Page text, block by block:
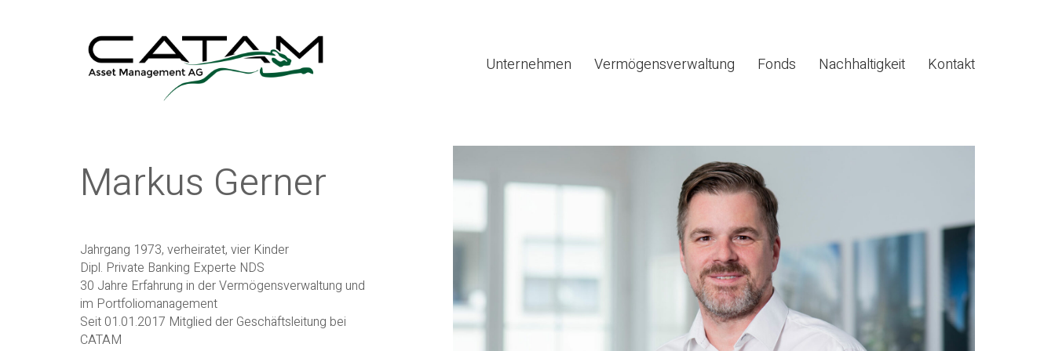
Unternehmen Vermögensverwaltung Fonds Nachhaltigkeit Kontakt
Markus Gerner
Jahrgang 1973, verheiratet, vier Kinder
Dipl. Private Banking Experte NDS
30 Jahre Erfahrung in der Vermögensverwaltung und
im Portfoliomanagement
Seit 01.01.2017 Mitglied der Geschäftsleitung bei
CATAM